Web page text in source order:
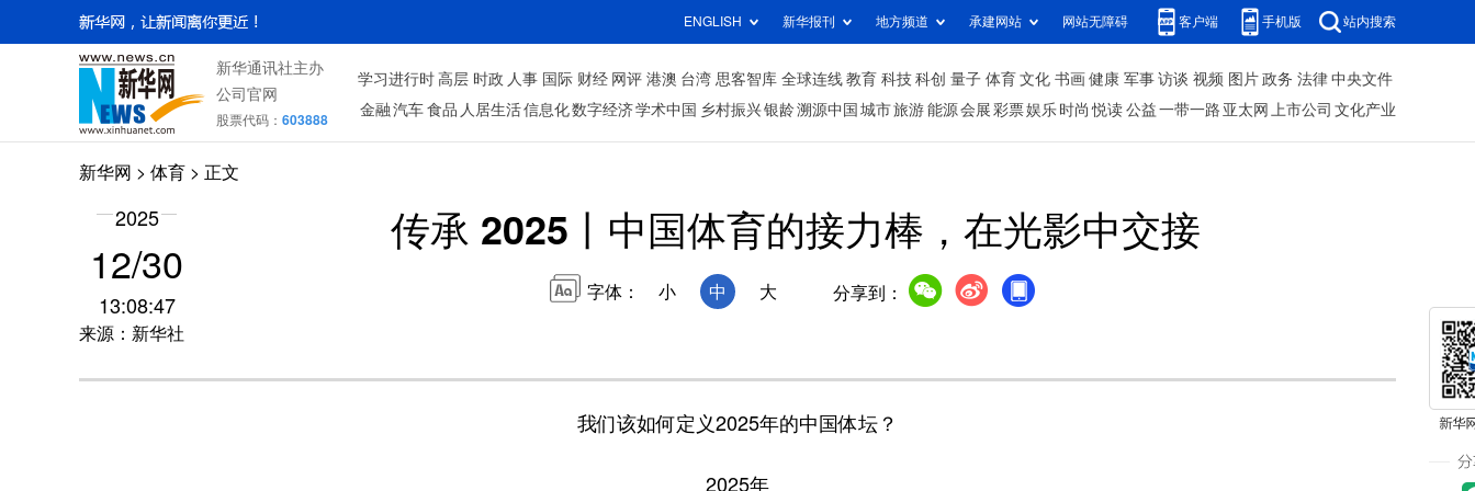
ENGLISH 新华报刊 地方频道 承建网站 网站无障碍 客户端 手机版 站内搜索
新华通讯社主办
公司官网
股票代码： 603888
学习进行时 高层 时政 人事 国际 财经 网评 港澳 台湾 思客智库 全球连线 教育 科技 科创 量子 体育 文化 书画 健康 军事 访谈 视频 图片 政务 法律 中央文件
金融 汽车 食品 人居生活信息化数字经济学术中国 乡村振兴银龄溯源中国 城市旅游 能源 会展 彩票娱乐 时尚 悦读 公益 一带一路 亚太网 上市公司 文化产业
新华网 > 体育 > 正文
2025
12/30
13:08:47
来源：新华社
传承 2025丨中国体育的接力棒，在光影中交接
字体： 小 中 大 分享到：
我们该如何定义2025年的中国体坛？
2025年